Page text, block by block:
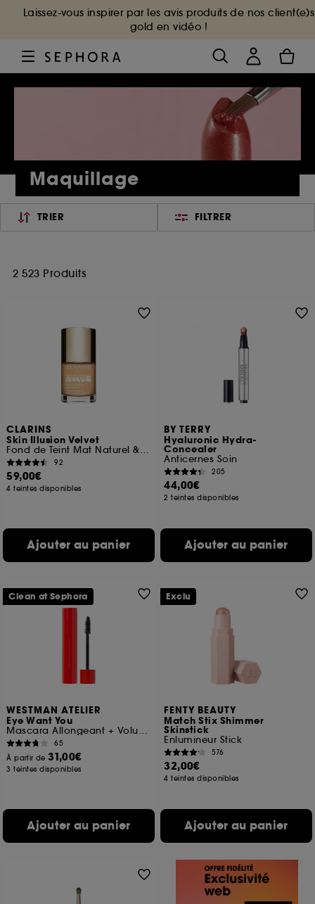
Laissez-vous inspirer par les avis produits de nos client(e)s
gold en vidéo !
Maquillage
TRIER FILTRER
2 523 Produits
CLARINS
Skin Illusion Velvet
Fond de Teint Mat Naturel & Hydratation
92
59,00€
4 teintes disponibles
Ajouter au panier
BY TERRY
Hyaluronic Hydra-
Concealer
Anticernes Soin
205
44,00€
2 teintes disponibles
Ajouter au panier
WESTMAN ATELIER
Eye Want You
Mascara Allongeant + Voluminsant
65
À partir de31,00€
3 teintes disponibles
Ajouter au panier
Clean at Sephora
FENTY BEAUTY
Match Stix Shimmer
Skinstick
Enlumineur Stick
576
32,00€
4 teintes disponibles
Ajouter au panier
Exclu